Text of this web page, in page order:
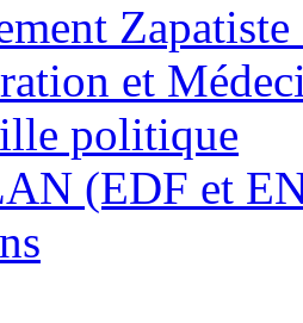
et
politique
(EDF et